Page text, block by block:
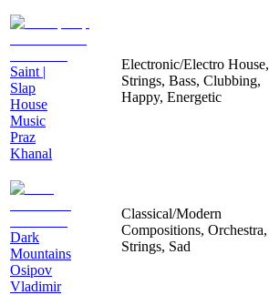
Saint |
Slap
House
Music
Praz
Khanal
Electronic/Electro House,
Strings, Bass, Clubbing,
Happy, Energetic
Dark
Mountains
Osipov
Vladimir
Classical/Modern
Compositions, Orchestra,
Strings, Sad